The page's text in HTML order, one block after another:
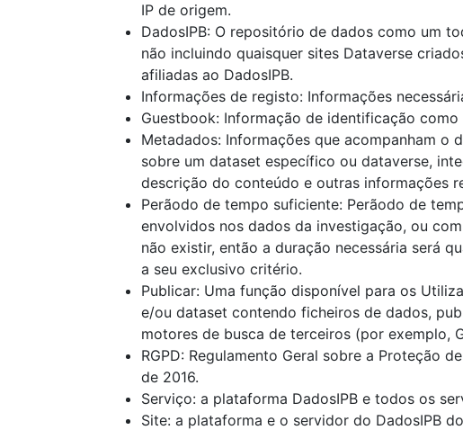
IP de origem.
DadosIPB: O repositório de dados como um
não incluindo quaisquer sites Dataverse
afiliadas ao DadosIPB.
Informações de registo: Informações
Guestbook: Informação de identificação
Metadados: Informações que acompanham
sobre um dataset específico ou dataverse,
descrição do conteúdo e outras informações
Perãodo de tempo suficiente: Perãodo de
envolvidos nos dados da investigação, ou
não existir, então a duração necessária será
a seu exclusivo critério.
Publicar: Uma função disponível para os
e/ou dataset contendo ficheiros de dados,
motores de busca de terceiros (por exemplo,
RGPD: Regulamento Geral sobre a Proteção
de 2016.
Serviço: a plataforma DadosIPB e todos os
Site: a plataforma e o servidor do DadosIPB